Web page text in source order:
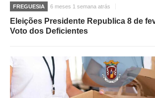
FREGUESIA 6 meses 1 semana atrás
Eleições Presidente Republica 8 de
Voto dos Deficientes